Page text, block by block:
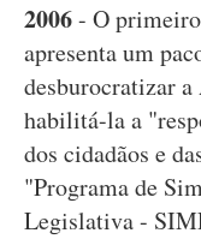
2006- O
apresenta um
desburocratizar
habilitá-la a
dos cidadãos e
"Programa de
Legislativa -